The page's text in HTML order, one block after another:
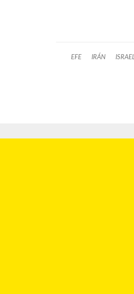
EFE IRÁN ISRAEL